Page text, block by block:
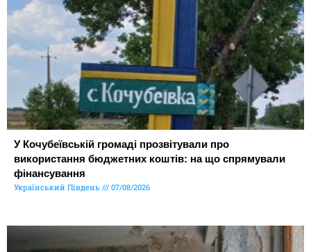
У Кочубеївській громаді прозвітували про
використання бюджетних коштів: на що спрямували
фінансування
Український Південь 07/08/2026